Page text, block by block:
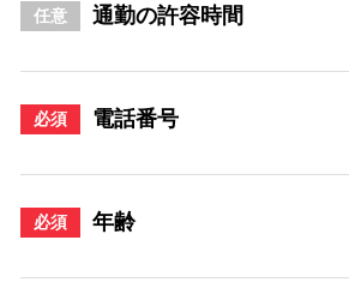
通勤の許容時間
任意
電話番号
必須
年齢
必須